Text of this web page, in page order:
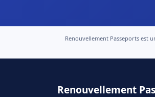
Renouvellement Passeports est
Renouvellement